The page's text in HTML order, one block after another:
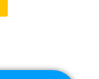
رفع مشکلات